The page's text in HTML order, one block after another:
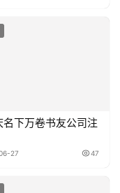
名下万卷书友公司注
27 47